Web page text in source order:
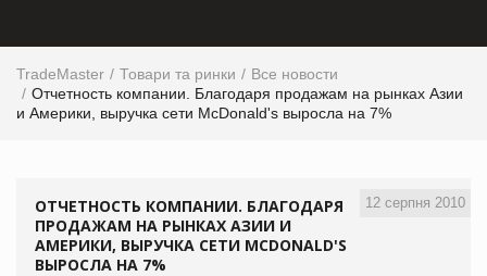
TradeMaster Товари та ринки
Все новости
Отчетность компании. Благодаря продажам на рынках Азии
и Америки, выручка сети McDonald's выросла на 7%
12 серпня 2010
ОТЧЕТНОСТЬ КОМПАНИИ. БЛАГОДАРЯ
ПРОДАЖАМ НА РЫНКАХ АЗИИ И
АМЕРИКИ, ВЫРУЧКА СЕТИ MCDONALD'S
ВЫРОСЛА НА 7%